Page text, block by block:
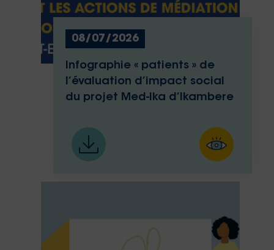
08/07/2026
Infographie « patients » de
l’évaluation d’impact social
du projet Med-Ika d’Ikambere